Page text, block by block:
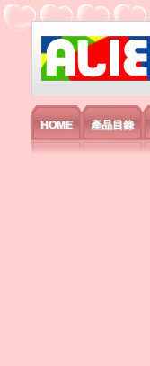
艾利國
HOME 產品目錄